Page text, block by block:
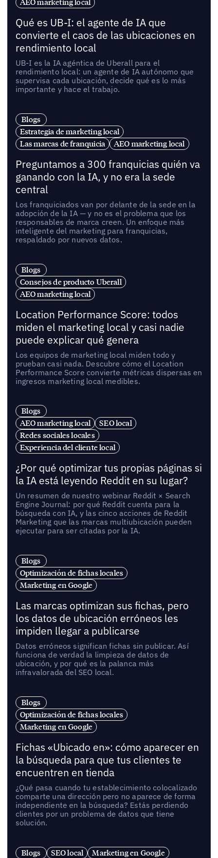
AEO marketing local
Qué es UB-I: el agente de IA que
convierte el caos de las ubicaciones en
rendimiento local
UB-I es la IA agéntica de Uberall para el
rendimiento local: un agente de IA autónomo que
supervisa cada ubicación, decide qué es lo más
importante y hace el trabajo.
Blogs
Estrategia de marketing local
Las marcas de franquicia
AEO marketing local
Preguntamos a 300 franquicias quién va
ganando con la IA, y no era la sede
central
Los franquiciados van por delante de la sede en la
adopción de la IA — y no es el problema que los
responsables de marca creen. Un enfoque más
inteligente del marketing para franquicias,
respaldado por nuevos datos.
Blogs
Consejos de producto Uberall
AEO marketing local
Location Performance Score: todos
miden el marketing local y casi nadie
puede explicar qué genera
Los equipos de marketing local miden todo y
prueban casi nada. Descubre cómo el Location
Performance Score convierte métricas dispersas en
ingresos marketing local medibles.
Blogs
AEO marketing local
SEO local
Redes sociales locales
Experiencia del cliente local
¿Por qué optimizar tus propias páginas si
la IA está leyendo Reddit en su lugar?
Un resumen de nuestro webinar Reddit × Search
Engine Journal: por qué Reddit cuenta para la
búsqueda con IA, y las cinco acciones de Reddit
Marketing que las marcas multiubicación pueden
ejecutar para ser citadas por la IA.
Blogs
Optimización de fichas locales
Marketing en Google
Las marcas optimizan sus fichas, pero
los datos de ubicación erróneos les
impiden llegar a publicarse
Datos erróneos significan fichas sin publicar. Así
funciona de verdad la limpieza de datos de
ubicación, y por qué es la palanca más
infravalorada del SEO local.
Blogs
Optimización de fichas locales
Marketing en Google
Fichas «Ubicado en»: cómo aparecer en
la búsqueda para que tus clientes te
encuentren en tienda
¿Qué pasa cuando tu establecimiento colocalizado
comparte una dirección pero no aparece de forma
independiente en la búsqueda? Estás perdiendo
clientes por un problema de datos que tiene
solución.
Blogs SEO local Marketing en Google